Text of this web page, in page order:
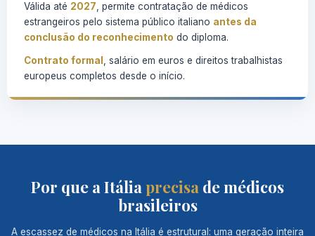
Válida até 2027, permite contratação de médicos
estrangeiros pelo sistema público italiano antes da
conclusão do reconhecimento do diploma.
Contrato formal , salário em euros e direitos trabalhistas
europeus completos desde o início.
Por que a Itáliaprecisa de médicos
brasileiros
A escassez de médicos na Itália é estrutural: uma geração inteira